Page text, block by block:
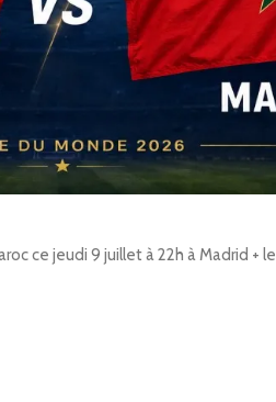
ce jeudi 9 juillet à 22h à Madrid +